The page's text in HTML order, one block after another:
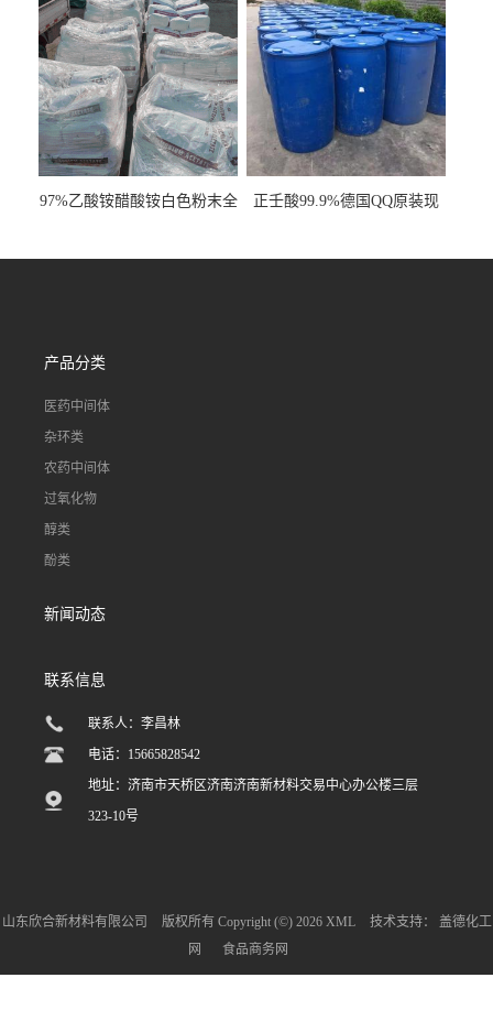
97%乙酸铵醋酸铵白色粉末全
正壬酸99.9%德国QQ原装现
产品分类
医药中间体
杂环类
农药中间体
过氧化物
醇类
酚类
新闻动态
联系信息
联系人：李昌林
电话：15665828542
地址：济南市天桥区济南济南新材料交易中心办公楼三层
323-10号
山东欣合新材料有限公司 版权所有 Copyright (©) 2026 XML 技术支持：
盖德化工
网
食品商务网